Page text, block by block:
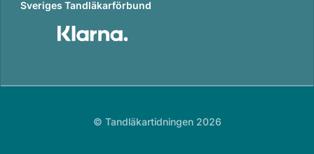
Sveriges Tandläkarförbund
© Tandläkartidningen 2026